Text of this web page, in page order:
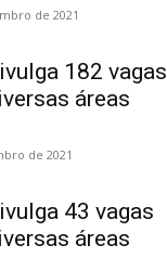
de 2021
182 vagas
áreas
de 2021
43 vagas
áreas